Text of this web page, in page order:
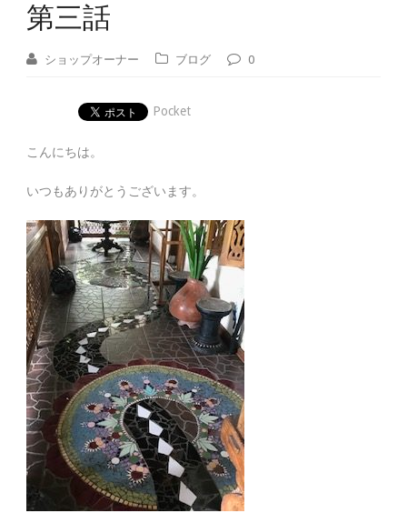
第三話
ショップオーナー ブログ 0
Pocket
こんにちは。
いつもありがとうございます。